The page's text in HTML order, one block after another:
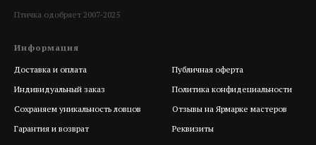
Птичка одобряет 2007-2025
Информация
Доставка и оплата
Индивидуальный заказ
Сохраняем уникальность ловцов
Гарантия и возврат
Публичная оферта
Политика конфидециальности
Отзывы на Ярмарке мастеров
Реквизиты